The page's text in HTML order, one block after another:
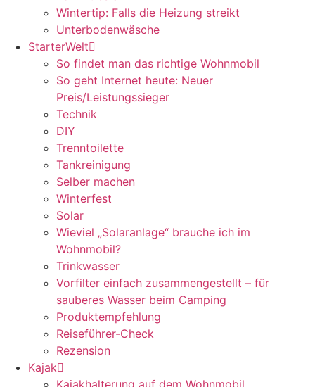
Wintertip: Falls die Heizung streikt
Unterbodenwäsche
StarterWelt
So findet man das richtige Wohnmobil
So geht Internet heute: Neuer
Preis/Leistungssieger
Technik
DIY
Trenntoilette
Tankreinigung
Selber machen
Winterfest
Solar
Wieviel „Solaranlage“ brauche ich im
Wohnmobil?
Trinkwasser
Vorfilter einfach zusammengestellt – für
sauberes Wasser beim Camping
Produktempfehlung
Reiseführer-Check
Rezension
Kajak
Kajakhalterung auf dem Wohnmobil